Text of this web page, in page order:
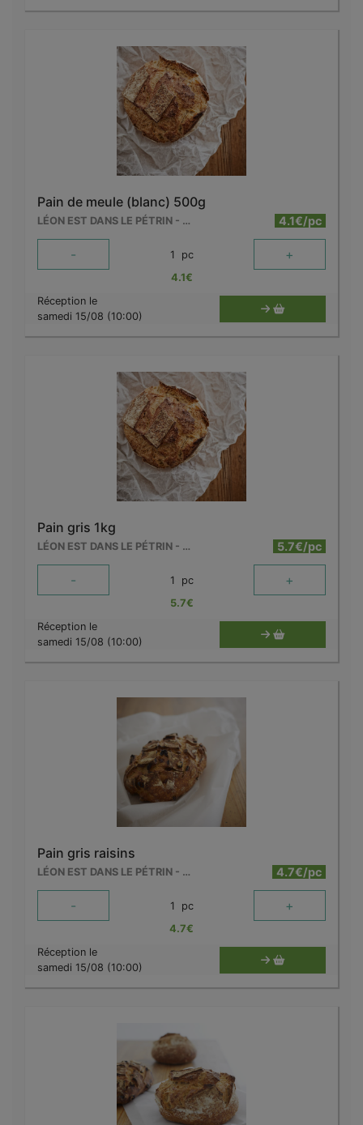
Pain de meule (blanc) 500g
LÉON EST DANS LE PÉTRIN - MOUSCRON 4.1€/pc
- 1 pc +
4.1€
Réception le
samedi 15/08 (10:00)
Pain gris 1kg
LÉON EST DANS LE PÉTRIN - MOUSCRON 5.7€/pc
- 1 pc +
5.7€
Réception le
samedi 15/08 (10:00)
Pain gris raisins
LÉON EST DANS LE PÉTRIN - MOUSCRON 4.7€/pc
- 1 pc +
4.7€
Réception le
samedi 15/08 (10:00)